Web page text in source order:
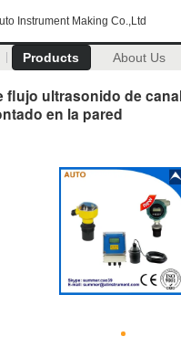
Instrument Making Co.,Ltd
Products About Us
flujo ultrasonido de
en la pared